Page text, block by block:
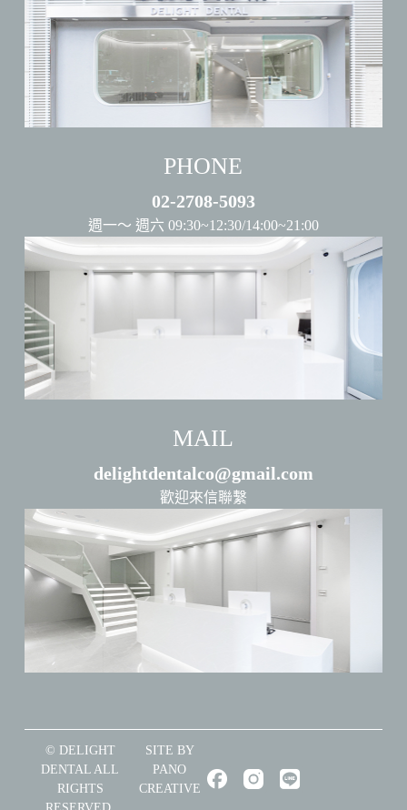
PHONE
02-2708-5093
週一～ 週六 09:30~12:30/14:00~21:00
MAIL
delightdentalco@gmail.com
歡迎來信聯繫
© DELIGHT
DENTAL ALL
RIGHTS
SITE BY
PANO
CREATIVE